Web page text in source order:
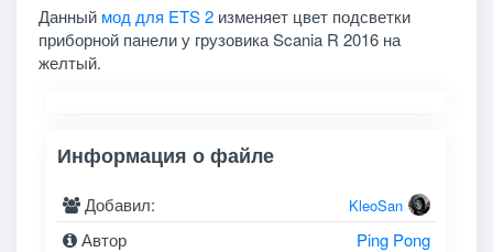
Данный мод для ETS 2изменяет цвет подсветки
приборной панели у грузовика Scania R 2016 на
желтый.
Информация о файле
Добавил: KleoSan
Автор
Ping Pong